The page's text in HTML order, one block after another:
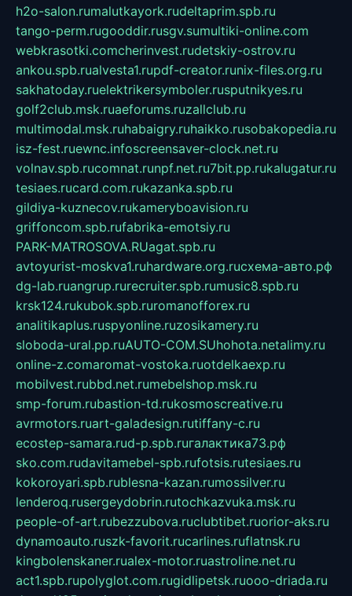
h2o-salon.rumalutkayork.rudeltaprim.spb.ru
tango-perm.rugooddir.rusgv.sumultiki-online.com
webkrasotki.comcherinvest.rudetskiy-ostrov.ru
ankou.spb.rualvesta1.rupdf-creator.runix-files.org.ru
sakhatoday.ruelektrikersymboler.rusputnikyes.ru
golf2club.msk.ruaeforums.ruzallclub.ru
multimodal.msk.ruhabaigry.ruhaikko.rusobakopedia.ru
isz-fest.ruewnc.infoscreensaver-clock.net.ru
volnav.spb.rucomnat.runpf.net.ru7bit.pp.rukalugatur.ru
tesiaes.rucard.com.rukazanka.spb.ru
gildiya-kuznecov.rukameryboavision.ru
griffoncom.spb.rufabrika-emotsiy.ru
PARK-MATROSOVA.RUagat.spb.ru
avtoyurist-moskva1.ruhardware.org.ruсхема-авто.рф
dg-lab.ruangrup.rurecruiter.spb.rumusic8.spb.ru
krsk124.rukubok.spb.ruromanofforex.ru
analitikaplus.ruspyonline.ruzosikamery.ru
sloboda-ural.pp.ruAUTO-COM.SUhohota.netalimy.ru
online-z.comaromat-vostoka.ruotdelkaexp.ru
mobilvest.rubbd.net.rumebelshop.msk.ru
smp-forum.rubastion-td.rukosmoscreative.ru
avrmotors.ruart-galadesign.rutiffany-c.ru
ecostep-samara.rud-p.spb.ruгалактика73.рф
sko.com.rudavitamebel-spb.rufotsis.rutesiaes.ru
kokoroyari.spb.rublesna-kazan.rumossilver.ru
lenderoq.rusergeydobrin.rutochkazvuka.msk.ru
people-of-art.rubezzubova.ruclubtibet.ruorior-aks.ru
dynamoauto.ruszk-favorit.rucarlines.ruflatnsk.ru
kingbolenskaner.rualex-motor.ruastroline.net.ru
act1.spb.rupolyglot.com.rugidlipetsk.ruooo-driada.ru